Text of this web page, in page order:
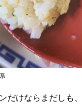
だけならまだしも